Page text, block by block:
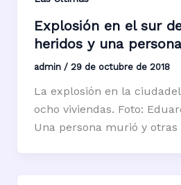
Explosión en el sur
heridos y una
admin / 29 de octubre de 2018
La explosión en la
ocho viviendas. Foto:
Una persona murió y